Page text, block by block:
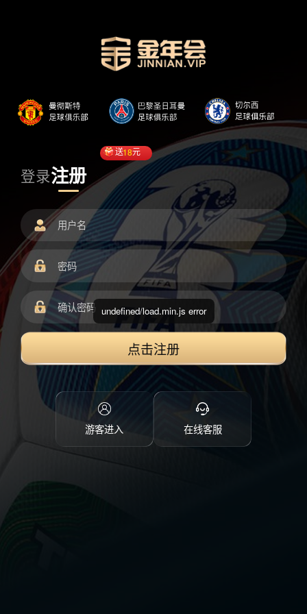
登录注册
送18元
点击注册
游客进入 在线客服
undefined/load.min.js error